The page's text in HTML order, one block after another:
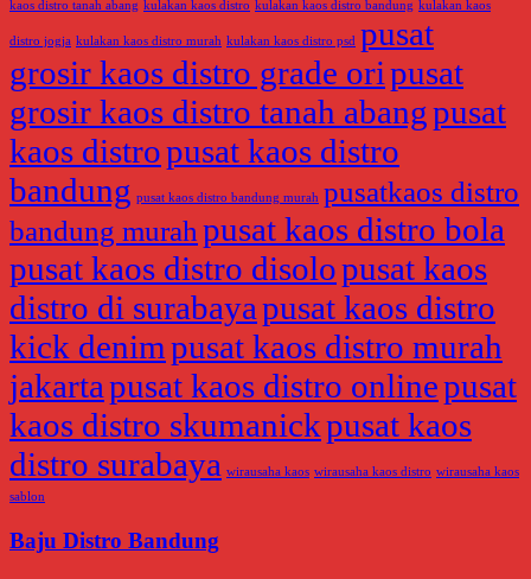
kaos distro tanah abang kulakan kaos distro kulakan kaos distro bandung kulakan kaos
distro jogja kulakan kaos distro murah kulakan kaos distro psd pusat
grosir kaos distro grade oripusat
grosir kaos distro tanah abangpusat
kaos distropusat kaos distro
bandung pusat kaos distro bandung murah pusatkaos distro
bandung murah pusat kaos distro bola
pusat kaos distro disolopusat kaos
distro di surabayapusat kaos distro
kick denimpusat kaos distro murah
jakartapusat kaos distro onlinepusat
kaos distro skumanickpusat kaos
distro surabaya wirausaha kaos wirausaha kaos distro wirausaha kaos
sablon
Baju Distro Bandung